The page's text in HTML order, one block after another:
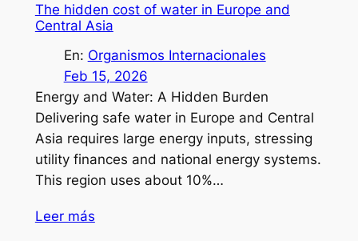
The hidden cost of water in Europe and
Central Asia
En: Organismos Internacionales
Feb 15, 2026
Energy and Water: A Hidden Burden
Delivering safe water in Europe and Central
Asia requires large energy inputs, stressing
utility finances and national energy systems.
This region uses about 10%…
Leer más